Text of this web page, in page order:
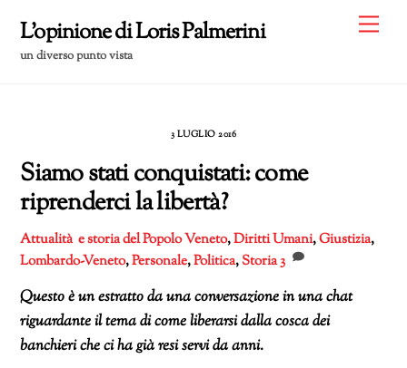
content
L'opinione di Loris Palmerini
un diverso punto vista
3 LUGLIO 2016
Siamo stati conquistati: come
riprenderci la libertà?
Attualità e storia del Popolo Veneto,Diritti Umani,Giustizia,
Lombardo-Veneto,Personale,Politica,Storia3
Questo è un estratto da una conversazione in una chat
riguardante il tema di come liberarsi dalla cosca dei
banchieri che ci ha già resi servi da anni.